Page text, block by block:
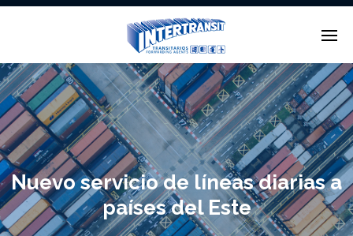
Enter tracking ID
Nuevo servicio de líneas diarias a
países del Este